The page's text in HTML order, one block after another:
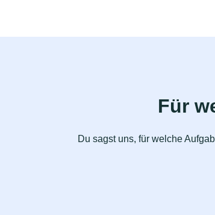
Für
Du sagst uns, für welche